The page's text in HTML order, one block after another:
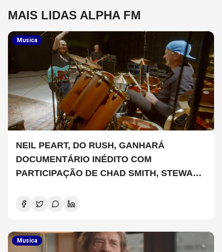
MAIS LIDAS ALPHA FM
Musica
NEIL PEART, DO RUSH, GANHARÁ
DOCUMENTÁRIO INÉDITO COM
PARTICIPAÇÃO DE CHAD SMITH, STEWART
Musica